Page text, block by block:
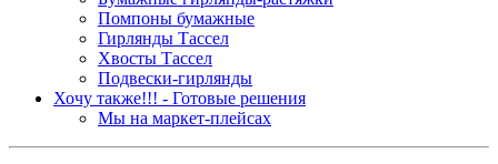
Помпоны бумажные
Гирлянды Тассел
Хвосты Тассел
Подвески-гирлянды
Хочу также!!! - Готовые решения
Мы на маркет-плейсах